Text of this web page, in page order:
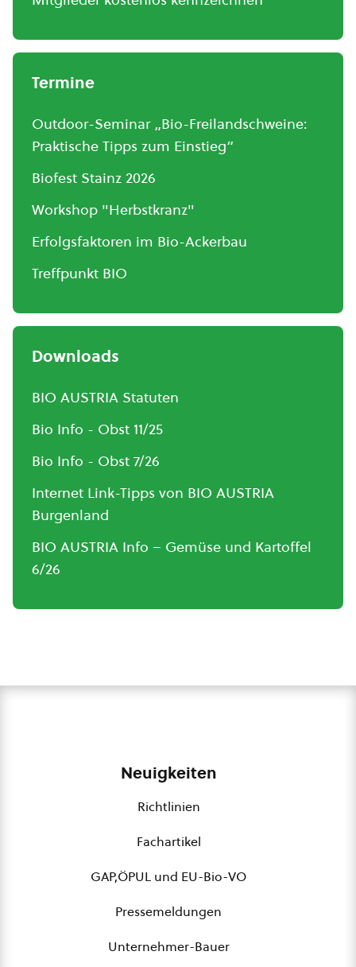
Termine
Outdoor-Seminar „Bio-Freilandschweine:
Praktische Tipps zum Einstieg“
Biofest Stainz 2026
Workshop "Herbstkranz"
Erfolgsfaktoren im Bio-Ackerbau
Treffpunkt BIO
Downloads
BIO AUSTRIA Statuten
Bio Info - Obst 11/25
Bio Info - Obst 7/26
Internet Link-Tipps von BIO AUSTRIA
Burgenland
BIO AUSTRIA Info – Gemüse und Kartoffel
6/26
Neuigkeiten
Richtlinien
Fachartikel
GAP,ÖPUL und EU-Bio-VO
Pressemeldungen
Unternehmer-Bauer